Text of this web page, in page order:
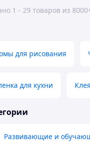
1 - 29 товаров из
для рисования
для кухни
Развивающие и